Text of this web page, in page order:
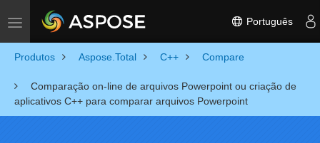
Toggle navigation Português
Produtos Aspose.Total C++ Compare
Comparação on-line de arquivos Powerpoint ou criação de
aplicativos C++ para comparar arquivos Powerpoint